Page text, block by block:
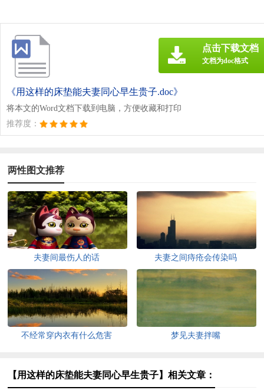
《用这样的床垫能夫妻同心早生贵子.doc》
将本文的Word文档下载到电脑，方便收藏和打印
推荐度：
点击下载文档
文档为doc格式
两性图文推荐
夫妻间最伤人的话 夫妻之间痔疮会传染吗
不经常穿内衣有什么危害 梦见夫妻拌嘴
【用这样的床垫能夫妻同心早生贵子】相关文章：